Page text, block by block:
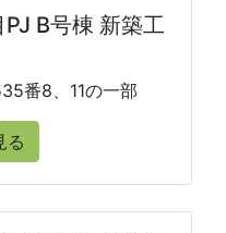
B号棟 新築工
番8、11の一部
る